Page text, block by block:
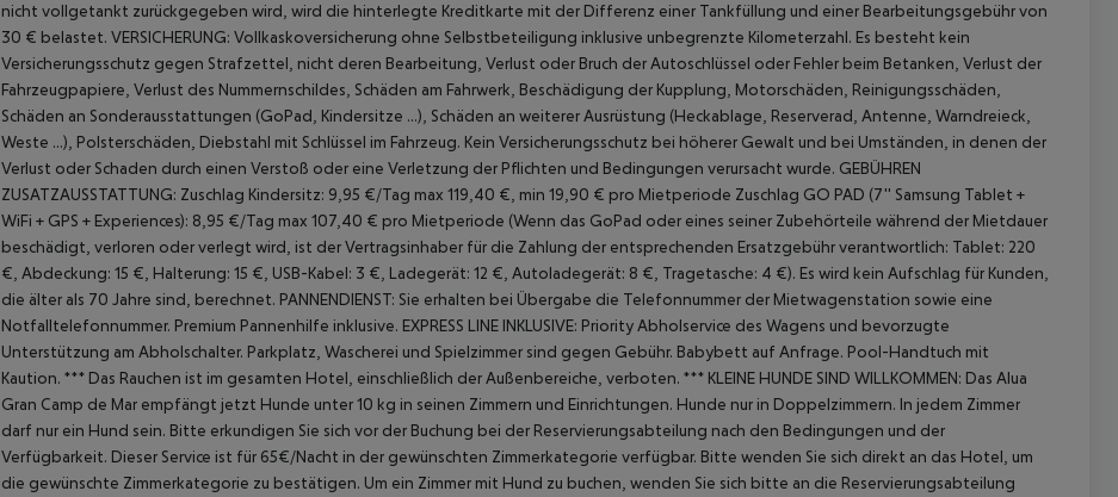
nicht vollgetankt zurückgegeben wird, wird die hinterlegte Kreditkarte mit der Differenz einer Tankfüllung und einer Bearbeitungsgebühr von
30 € belastet. VERSICHERUNG: Vollkaskoversicherung ohne Selbstbeteiligung inklusive unbegrenzte Kilometerzahl. Es besteht kein
Versicherungsschutz gegen Strafzettel, nicht deren Bearbeitung, Verlust oder Bruch der Autoschlüssel oder Fehler beim Betanken, Verlust der
Fahrzeugpapiere, Verlust des Nummernschildes, Schäden am Fahrwerk, Beschädigung der Kupplung, Motorschäden, Reinigungsschäden,
Schäden an Sonderausstattungen (GoPad, Kindersitze ...), Schäden an weiterer Ausrüstung (Heckablage, Reserverad, Antenne, Warndreieck,
Weste ...), Polsterschäden, Diebstahl mit Schlüssel im Fahrzeug. Kein Versicherungsschutz bei höherer Gewalt und bei Umständen, in denen der
Verlust oder Schaden durch einen Verstoß oder eine Verletzung der Pflichten und Bedingungen verursacht wurde. GEBÜHREN
ZUSATZAUSSTATTUNG: Zuschlag Kindersitz: 9,95 €/Tag max 119,40 €, min 19,90 € pro Mietperiode Zuschlag GO PAD (7'' Samsung Tablet +
WiFi + GPS + Experiences): 8,95 €/Tag max 107,40 € pro Mietperiode (Wenn das GoPad oder eines seiner Zubehörteile während der Mietdauer
beschädigt, verloren oder verlegt wird, ist der Vertragsinhaber für die Zahlung der entsprechenden Ersatzgebühr verantwortlich: Tablet: 220
€, Abdeckung: 15 €, Halterung: 15 €, USB-Kabel: 3 €, Ladegerät: 12 €, Autoladegerät: 8 €, Tragetasche: 4 €). Es wird kein Aufschlag für Kunden,
die älter als 70 Jahre sind, berechnet. PANNENDIENST: Sie erhalten bei Übergabe die Telefonnummer der Mietwagenstation sowie eine
Notfalltelefonnummer. Premium Pannenhilfe inklusive. EXPRESS LINE INKLUSIVE: Priority Abholservice des Wagens und bevorzugte
Unterstützung am Abholschalter. Parkplatz, Wascherei und Spielzimmer sind gegen Gebühr. Babybett auf Anfrage. Pool-Handtuch mit
Kaution. *** Das Rauchen ist im gesamten Hotel, einschließlich der Außenbereiche, verboten. *** KLEINE HUNDE SIND WILLKOMMEN: Das Alua
Gran Camp de Mar empfängt jetzt Hunde unter 10 kg in seinen Zimmern und Einrichtungen. Hunde nur in Doppelzimmern. In jedem Zimmer
darf nur ein Hund sein. Bitte erkundigen Sie sich vor der Buchung bei der Reservierungsabteilung nach den Bedingungen und der
Verfügbarkeit. Dieser Service ist für 65€/Nacht in der gewünschten Zimmerkategorie verfügbar. Bitte wenden Sie sich direkt an das Hotel, um
die gewünschte Zimmerkategorie zu bestätigen. Um ein Zimmer mit Hund zu buchen, wenden Sie sich bitte an die Reservierungsabteilung